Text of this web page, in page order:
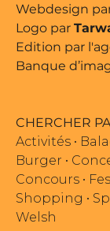
Webdesign
Logo par
Edition par
Banque
CHERCHER
Activités •
Burger •
Concours •
Shopping •
Welsh